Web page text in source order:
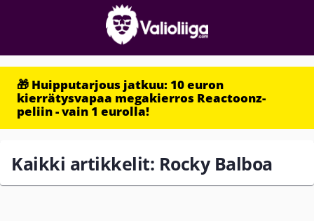
🎁 Huipputarjous jatkuu: 10 euron
kierrätysvapaa megakierros Reactoonz-
peliin - vain 1 eurolla!
Kaikki artikkelit: Rocky Balboa